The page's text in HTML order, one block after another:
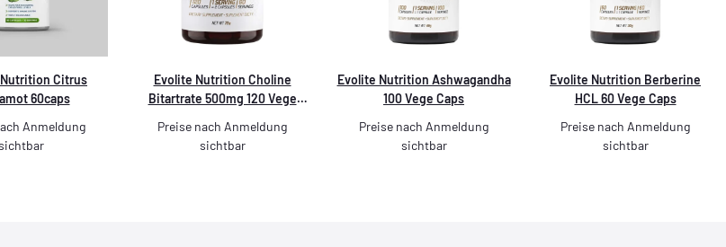
Citrus
60caps
Anmeldung
Evolite Nutrition Choline
Bitartrate 500mg 120 Vege
Preise nach Anmeldung
sichtbar
Evolite Nutrition Ashwagandha
100 Vege Caps
Preise nach Anmeldung
sichtbar
Evolite Nutrition Berberine
HCL 60 Vege Caps
Preise nach Anmeldung
sichtbar